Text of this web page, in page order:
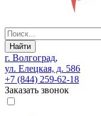
Найти
г. Волгоград,
ул. Елецкая, д. 586
+7 (844) 259-62-18
Заказать звонок